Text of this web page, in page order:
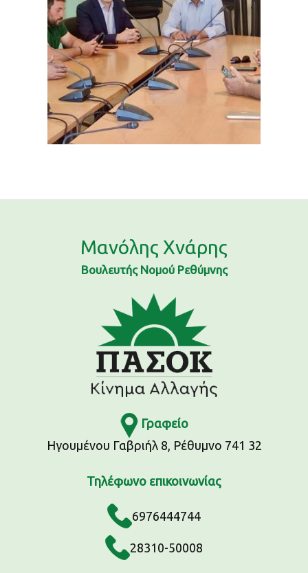
Μανόλης Χνάρης
Βουλευτής Νομού Ρεθύμνης
Γραφείο
Ηγουμένου Γαβριήλ 8, Ρέθυμνο 741 32
Τηλέφωνο επικοινωνίας
6976444744
28310-50008